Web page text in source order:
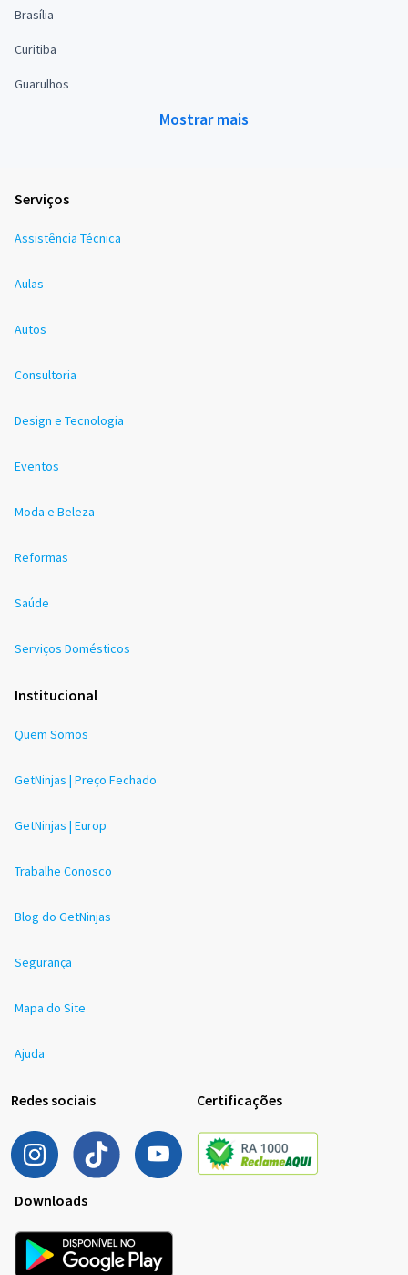
Brasília
Curitiba
Guarulhos
Mostrar mais
Serviços
Assistência Técnica
Aulas
Autos
Consultoria
Design e Tecnologia
Eventos
Moda e Beleza
Reformas
Saúde
Serviços Domésticos
Institucional
Quem Somos
GetNinjas | Preço Fechado
GetNinjas | Europ
Trabalhe Conosco
Blog do GetNinjas
Segurança
Mapa do Site
Ajuda
Redes sociais Certificações
Downloads